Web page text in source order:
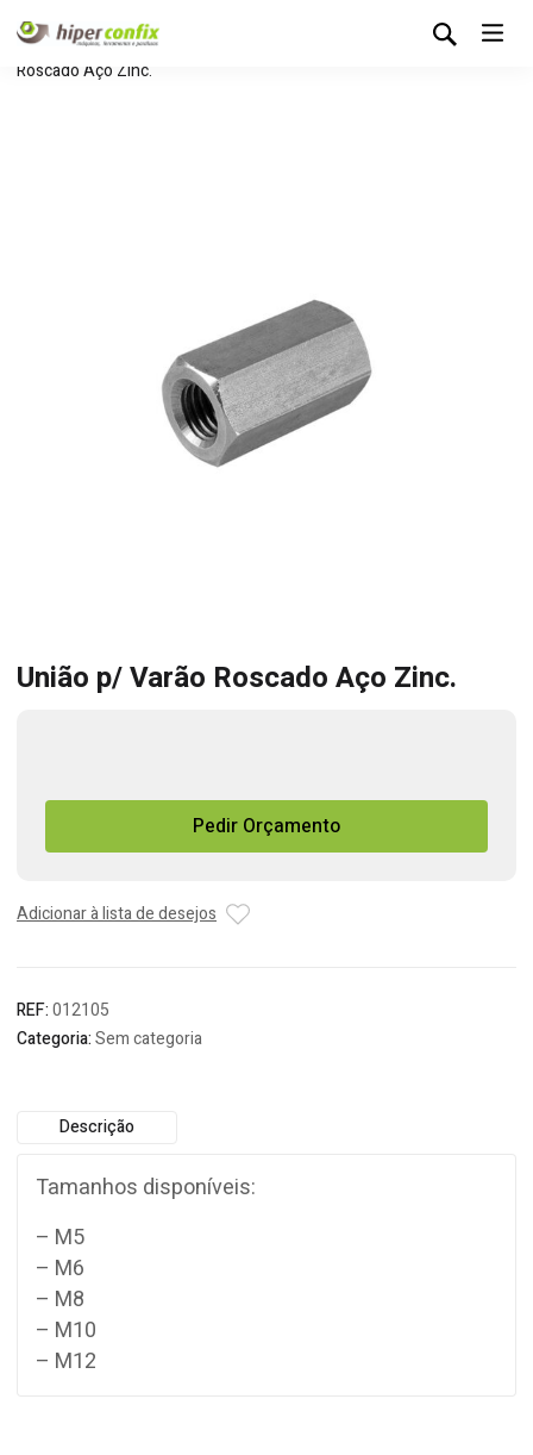
Início Loja Hipertintas
União p/ Varão
Roscado Aço Zinc.
União p/ Varão Roscado Aço Zinc.
União
Varão
Aço
Pedir Orçamento
Adicionar à lista de desejos
REF:012105
Categoria:Sem categoria
Descrição
Tamanhos disponíveis:
– M5
– M6
– M8
– M10
– M12